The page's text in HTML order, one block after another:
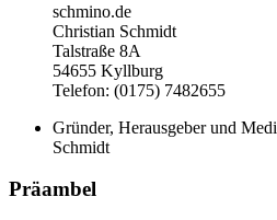
schmino.de
Christian Schmidt
Talstraße 8A
54655 Kyllburg
Telefon: (0175) 7482655
Gründer, Herausgeber und
Schmidt
Präambel